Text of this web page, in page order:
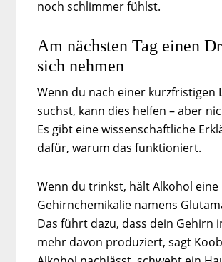
noch schlimmer fühlst.
Am nächsten Tag einen
sich nehmen
Wenn du nach einer kurzfristigen
suchst, kann dies helfen – aber
Es gibt eine wissenschaftliche
dafür, warum das funktioniert.
Wenn du trinkst, hält Alkohol eine
Gehirnchemikalie namens
Das führt dazu, dass dein Gehirn
mehr davon produziert, sagt